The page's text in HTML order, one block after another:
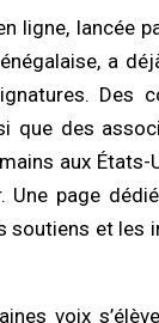
ligne, lancée
a
Des
que des
aux États-
Une page
soutiens et les
voix